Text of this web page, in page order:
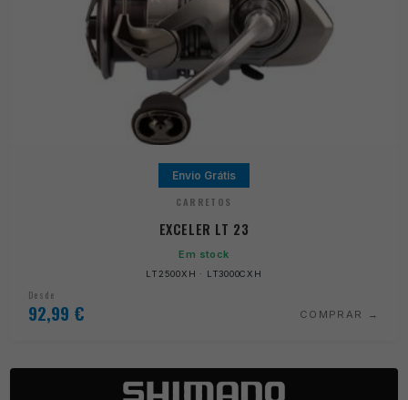
Envio Grátis
CARRETOS
EXCELER LT 23
Em stock
LT2500XH · LT3000CXH
Desde
92,99 € COMPRAR